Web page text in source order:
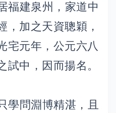
建泉州，家道中
，加之天資聰穎，
宅元年，公元六八
試中，因而揚名。
問淵博精湛，且